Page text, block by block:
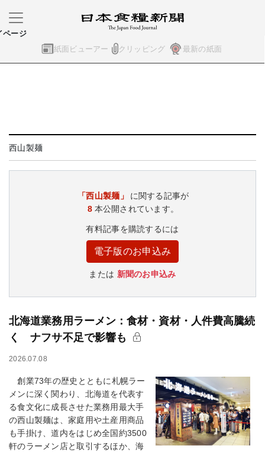
紙面ビューアー クリッピング 最新の紙面
ページ
西山製麺
「西山製麺」
に関する記事が
8 本公開されています。
有料記事を購読するには
電子版のお申込み
または 新聞のお申込み
北海道業務用ラーメン：食材・資材・人件費高騰続
く ナフサ不足で影響も
2026.07.08
創業73年の歴史とともに札幌ラー
メンに深く関わり、北海道を代表す
る食文化に成長させた業務用最大手
の西山製麺は、家庭用や土産用商品
も手掛け、道内をはじめ全国約3500
軒のラーメン店と取引するほか、海